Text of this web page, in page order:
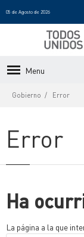
05 de Agosto de 2026
Menu
Gobierno Error
Error
Ha
La página a la que